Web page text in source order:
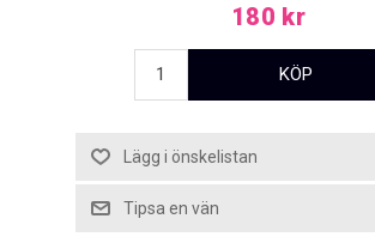
180 kr